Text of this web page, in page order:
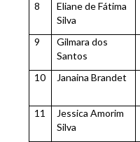
8
Eliane de Fátima
Silva
9
Gilmara dos
Santos
10 Janaina Brandet
11
Jessica Amorim
Silva